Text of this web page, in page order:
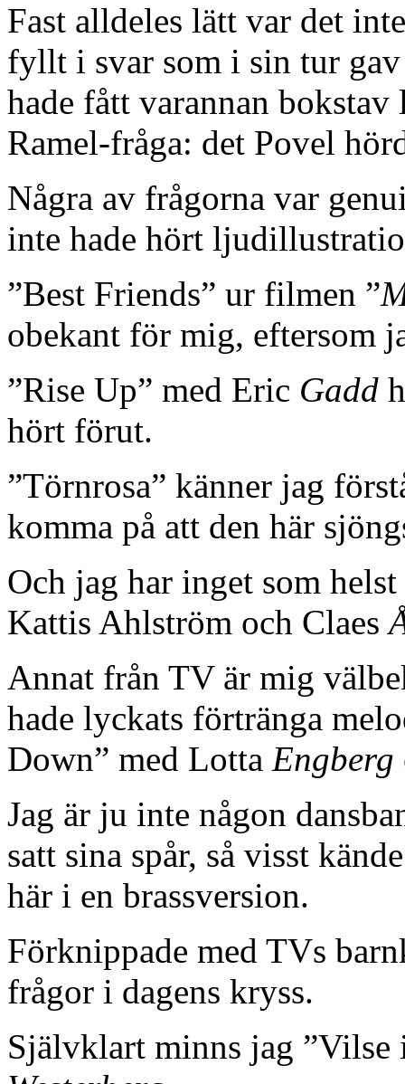
Fast alldeles lätt var det
fyllt i svar som i sin tur
hade fått varannan
Ramel-fråga: det Povel
Några av frågorna var
inte hade hört
”Best Friends” ur filmen ”
obekant för mig, eftersom
”Rise Up” med Eric Gadd
hört förut.
”Törnrosa” känner jag
komma på att den här
Och jag har inget som
Kattis Ahlström och Claes
Annat från TV är mig
hade lyckats förtränga
Down” med Lotta Engberg
Jag är ju inte någon
satt sina spår, så visst
här i en brassversion.
Förknippade med TVs
frågor i dagens kryss.
Självklart minns jag ”Vilse